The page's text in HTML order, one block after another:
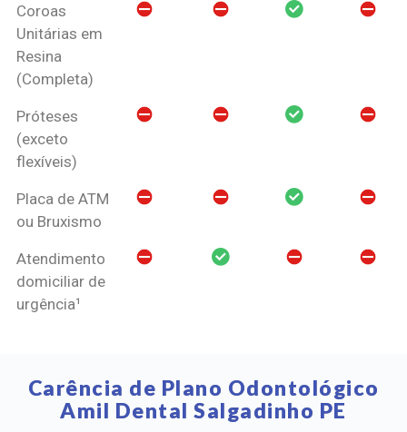
Coroas
Unitárias em
Resina
(Completa)
Próteses
(exceto
flexíveis)
Placa de ATM
ou Bruxismo
Atendimento
domiciliar de
urgência¹
Carência de Plano Odontológico
Amil Dental Salgadinho PE